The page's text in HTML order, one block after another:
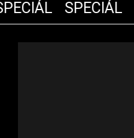
SPECIÁL